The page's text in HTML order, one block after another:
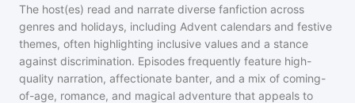
The host(es) read and narrate diverse fanfiction across
genres and holidays, including Advent calendars and festive
themes, often highlighting inclusive values and a stance
against discrimination. Episodes frequently feature high-
quality narration, affectionate banter, and a mix of coming-
of-age, romance, and magical adventure that appeals to